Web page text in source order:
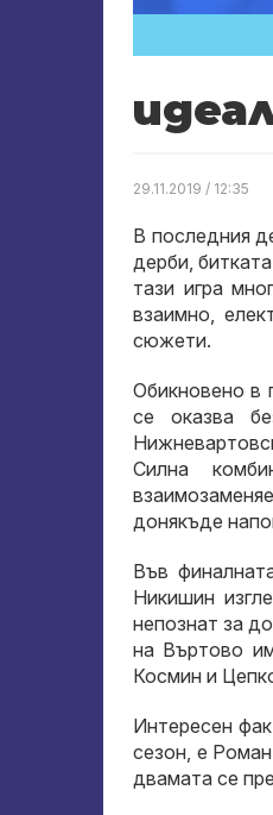
29.11.2019 / 12:35
В последния
дерби,
тази игра
взаимно,
сюжети.
Обикновено в
се оказва
Силна
донякъде
Във
Никишин
непознат за
на Въртово
Космин и
Интересен
сезон, е
двамата се